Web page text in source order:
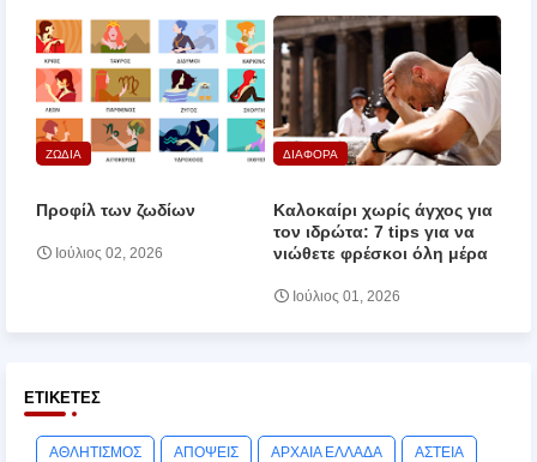
ΖΩΔΙΑ
Προφίλ των ζωδίων
Ιούλιος 02, 2026
ΔΙΑΦΟΡΑ
Καλοκαίρι χωρίς άγχος για
τον ιδρώτα: 7 tips για να
νιώθετε φρέσκοι όλη μέρα
Ιούλιος 01, 2026
ΕΤΙΚΈΤΕΣ
ΑΘΛΗΤΙΣΜΟΣ ΑΠΟΨΕΙΣ ΑΡΧΑΙΑ ΕΛΛΑΔΑ ΑΣΤΕΙΑ